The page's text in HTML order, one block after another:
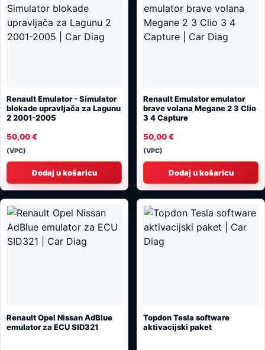
Renault Emulator - Simulator
blokade upravljača za Lagunu
2 2001-2005
50,00€
(VPC)
Dodaj u košaricu
Renault Emulator emulator
brave volana Megane 2 3 Clio
3 4 Capture
50,00€
(VPC)
Dodaj u košaricu
Renault Opel Nissan AdBlue
emulator za ECU SID321
Topdon Tesla software
aktivacijski paket